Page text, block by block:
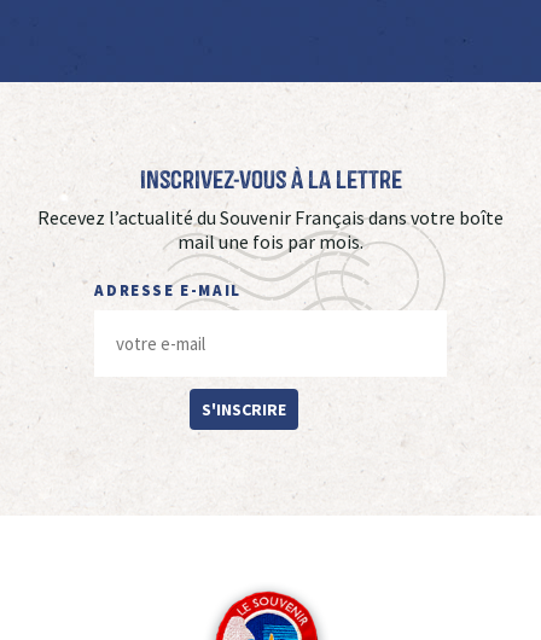
Inscrivez-vous à La Lettre
Recevez l’actualité du Souvenir Français dans votre boîte
mail une fois par mois.
ADRESSE E-MAIL
S'INSCRIRE